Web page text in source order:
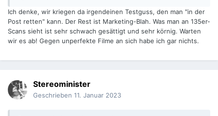
Ich denke, wir kriegen da irgendeinen Testguss, den man "in der
Post retten" kann. Der Rest ist Marketing-Blah. Was man an 135er-
Scans sieht ist sehr schwach gesättigt und sehr körnig. Warten
wir es ab! Gegen unperfekte Filme an sich habe ich gar nichts.
Stereominister
Geschrieben 11. Januar 2023